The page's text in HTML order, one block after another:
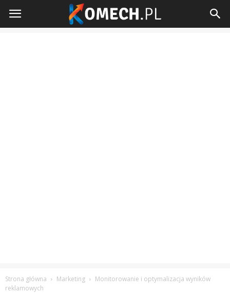
Komech.pl
Strona główna Marketing
Monitorowanie i optymalizacja wyników
reklamowych